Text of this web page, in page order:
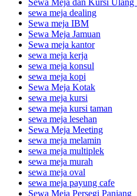
Sewa Meja dan Kursi Ulang
sewa meja dealing
Sewa meja IBM
Sewa Meja Jamuan
Sewa meja kantor
sewa meja kerja
sewa meja konsul
sewa meja kopi
Sewa Meja Kotak
sewa meja kursi
sewa meja kursi taman
sewa meja lesehan
Sewa Meja Meeting
sewa meja melamin
sewa meja multiplek
sewa meja murah
sewa meja oval
sewa meja payung cafe
Sewa Meja Persegi Panjang